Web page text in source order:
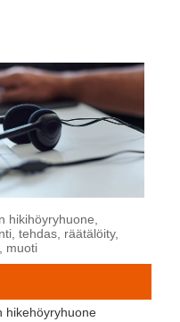
hikihöyryhuone,
tehdas, räätälöity,
muoti
hikehöyryhuone